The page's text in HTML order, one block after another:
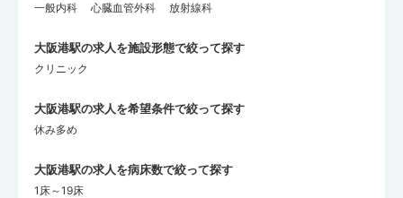
一般内科 心臓血管外科 放射線科
大阪港駅の求人を施設形態で絞って探す
クリニック
大阪港駅の求人を希望条件で絞って探す
休み多め
大阪港駅の求人を病床数で絞って探す
1床～19床